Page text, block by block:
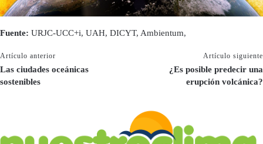
Fuente: URJC-UCC+i, UAH, DICYT, Ambientum,
Artículo anterior
Las ciudades oceánicas
sostenibles
Artículo siguiente
¿Es posible predecir una
erupción volcánica?